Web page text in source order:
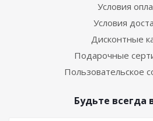
Условия
Условия
Дисконтные
Подарочные
Пользовательское
Будьте всегда